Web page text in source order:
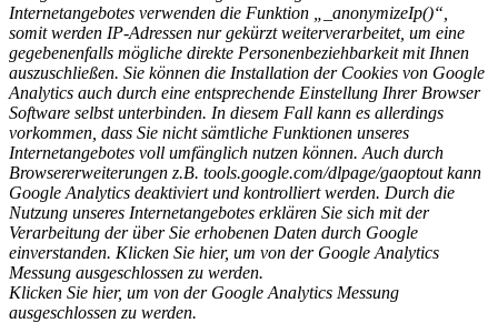
Internetangebotes verwenden die Funktion „_anonymizeIp()“,
somit werden IP-Adressen nur gekürzt weiterverarbeitet, um eine
gegebenenfalls mögliche direkte Personenbeziehbarkeit mit Ihnen
auszuschließen. Sie können die Installation der Cookies von Google
Analytics auch durch eine entsprechende Einstellung Ihrer Browser
Software selbst unterbinden. In diesem Fall kann es allerdings
vorkommen, dass Sie nicht sämtliche Funktionen unseres
Internetangebotes voll umfänglich nutzen können. Auch durch
Browsererweiterungen z.B. tools.google.com/dlpage/gaoptout kann
Google Analytics deaktiviert und kontrolliert werden. Durch die
Nutzung unseres Internetangebotes erklären Sie sich mit der
Verarbeitung der über Sie erhobenen Daten durch Google
einverstanden. Klicken Sie hier, um von der Google Analytics
Messung ausgeschlossen zu werden.
Klicken Sie hier, um von der Google Analytics Messung
ausgeschlossen zu werden.